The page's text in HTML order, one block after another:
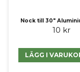
Nock till 30"
10 kr
LÄGG I